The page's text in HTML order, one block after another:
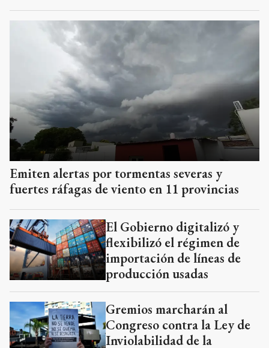
Emiten alertas por tormentas severas y
fuertes ráfagas de viento en 11 provincias
El Gobierno digitalizó y
flexibilizó el régimen de
importación de líneas de
producción usadas
Gremios marcharán al
Congreso contra la Ley de
Inviolabilidad de la